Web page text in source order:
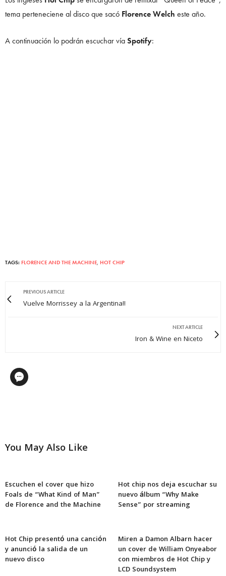
tema perteneciene al disco que sacó Florence Welch este año.
A continuación lo podrán escuchar víaSpotify:
TAGS: FLORENCE AND THE MACHINE HOT CHIP
PREVIOUS ARTICLE
Vuelve Morrissey a la Argentina!!
NEXT ARTICLE
Iron & Wine en Niceto
You May Also Like
Escuchen el cover que hizo
Foals de “What Kind of Man”
de Florence and the Machine
Hot chip nos deja escuchar su
nuevo álbum “Why Make
Sense” por streaming
Hot Chip presentó una canción
y anunció la salida de un
nuevo disco
Miren a Damon Albarn hacer
un cover de William Onyeabor
con miembros de Hot Chip y
LCD Soundsystem